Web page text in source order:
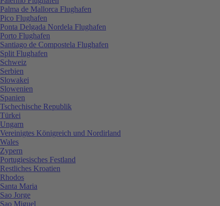
Palma de Mallorca Flughafen
Pico Flughafen
Ponta Delgada Nordela Flughafen
Porto Flughafen
Santiago de Compostela Flughafen
Split Flughafen
Schweiz
Serbien
Slowakei
Slowenien
Spanien
Tschechische Republik
Türkei
Ungarn
Vereinigtes Königreich und Nordirland
Wales
Zypern
Portugiesisches Festland
Restliches Kroatien
Rhodos
Santa Maria
Sao Jorge
Sao Miguel